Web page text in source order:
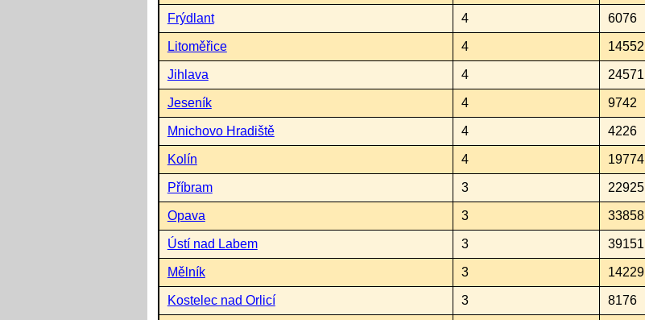
Frýdlant 4 6076
Litoměřice 4 14552
Jihlava 4 24571
Jeseník 4 9742
Mnichovo Hradiště 4 4226
Kolín 4 19774
Příbram 3 22925
Opava 3 33858
Ústí nad Labem 3 39151
Mělník 3 14229
Kostelec nad Orlicí 3 8176